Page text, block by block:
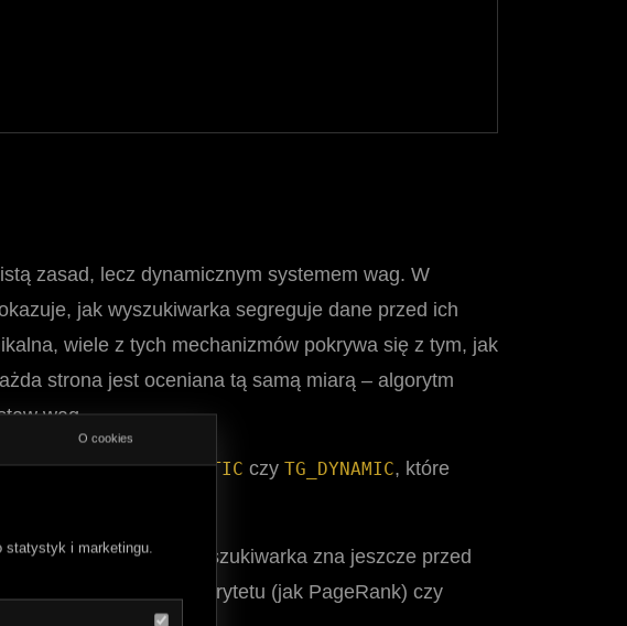
zasad, lecz dynamicznym systemem wag. W
jak wyszukiwarka segreguje dane przed ich
wiele z tych mechanizmów pokrywa się z tym, jak
strona jest oceniana tą samą miarą – algorytm
wag.
takie jakTG_STATIC czy TG_DYNAMIC, które
które wyszukiwarka zna jeszcze przed
wskaźniki autorytetu (jak PageRank) czy
O cookies
statystyk i marketingu.